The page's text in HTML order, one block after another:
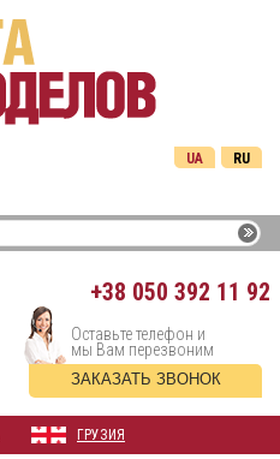
RU
UA
+38 050 392 11 92
Оставьте телефон и
мы Вам перезвоним
ЗАКАЗАТЬ ЗВОНОК
ГРУЗИЯ